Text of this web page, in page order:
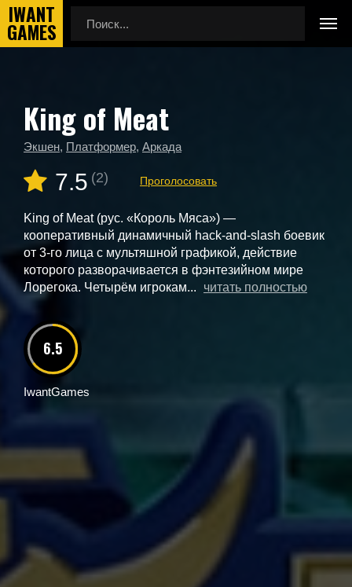
Главная
Новые игры
King of Meat
King of Meat
Экшен, Платформер, Аркада
7.5 (2) Проголосовать
King of Meat (рус. «Король Мяса») —
кооперативный динамичный hack-and-slash боевик
от 3-го лица с мультяшной графикой, действие
которого разворачивается в фэнтезийном мире
Лорегока. Четырём игрокам...
читать полностью
6.5
IwantGames